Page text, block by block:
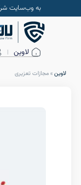
به وب‌سایت
لاوین
لاوین»مجازات تعزیری